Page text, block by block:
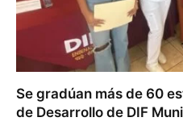
Se gradúan más de 60
de Desarrollo de DIF